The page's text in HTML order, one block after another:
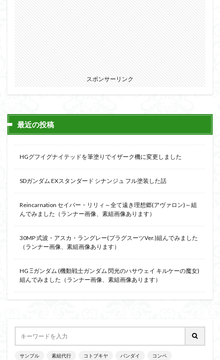
スポンサーリンク
最近の投稿
HGグフイグナイテッドを筆塗りでイザーク機に変更しました
SDガンダム EXスタンダード シナンジュ フル塗装した話
Reincarnation セイバー・リリィ～全て遠き理想郷(アヴァロン)～組
んでみました（ランナー画像、素組画像あります）
30MP 式波・アスカ・ラングレー(プラグスーツVer.)組んでみました
（ランナー画像、素組画像あります）
HG Ξガンダム (機動戦士ガンダム 閃光のハサウェイ キルケーの魔女)
組んでみました（ランナー画像、素組画像あります）
サンプル 素組代行 コトブキヤ バンダイ コンペ